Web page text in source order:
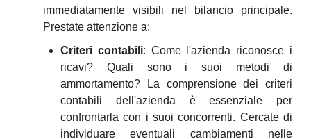
immediatamente visibili nel bilancio principale.
Prestate attenzione a:
Criteri contabili: Come l'azienda riconosce i
ricavi? Quali sono i suoi metodi di
ammortamento? La comprensione dei criteri
contabili dell'azienda è essenziale per
confrontarla con i suoi concorrenti. Cercate di
individuare eventuali cambiamenti nelle